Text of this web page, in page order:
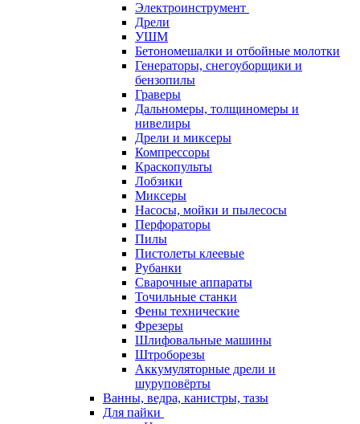
Электроинструмент
Дрели
УШМ
Бетономешалки и отбойные молотки
Генераторы, снегоуборщики и
бензопилы
Граверы
Дальномеры, толщиномеры и
нивелиры
Дрели и миксеры
Компрессоры
Краскопульты
Лобзики
Миксеры
Насосы, мойки и пылесосы
Перфораторы
Пилы
Пистолеты клеевые
Рубанки
Сварочные аппараты
Точильные станки
Фены технические
Фрезеры
Шлифовальные машины
Штроборезы
Аккумуляторные дрели и
шуруповёрты
Ванны, ведра, канистры, тазы
Для пайки